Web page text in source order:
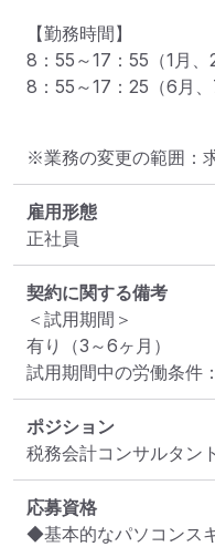
【勤務時間】
8：55～17：55（1月、
8：55～17：25（6月、
※業務の変更の範囲：
雇用形態
正社員
契約に関する備考
＜試用期間＞
有り（3～6ヶ月）
試用期間中の労働条件
ポジション
税務会計コンサルタン
応募資格
◆基本的なパソコンス